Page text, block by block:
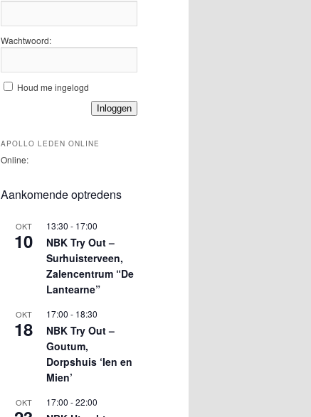
Wachtwoord:
Houd me ingelogd
Inloggen
APOLLO LEDEN ONLINE
Online:
Aankomende optredens
OKT
10
13:30 - 17:00
NBK Try Out –
Surhuisterveen,
Zalencentrum “De
Lantearne”
OKT
18
17:00 - 18:30
NBK Try Out –
Goutum,
Dorpshuis ‘Ien en
Mien’
OKT 17:00 -22:00